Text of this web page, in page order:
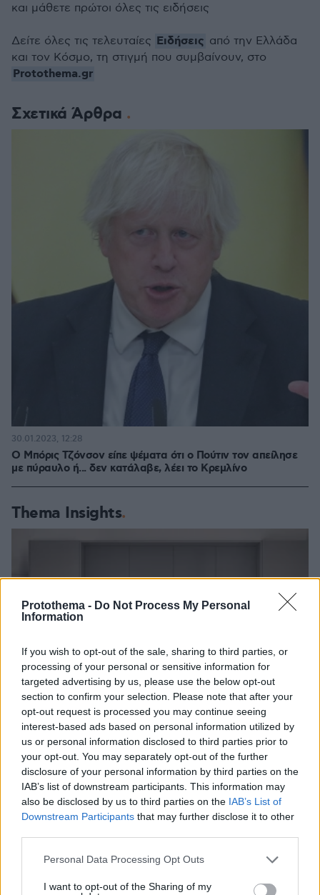
Protothema - Do Not Process My Personal
Information
If you wish to opt-out of the sale, sharing to third parties, or
processing of your personal or sensitive information for
targeted advertising by us, please use the below opt-out
section to confirm your selection. Please note that after your
opt-out request is processed you may continue seeing
interest-based ads based on personal information utilized by
us or personal information disclosed to third parties prior to
your opt-out. You may separately opt-out of the further
disclosure of your personal information by third parties on the
IAB’s list of downstream participants. This information may
also be disclosed by us to third parties on the IAB’s List of
Downstream Participants that may further disclose it to other
Please note that this website/app uses one or more Google
not limited to your visit or usage behaviour. You may click to
Personal Data Processing Opt Outs
I want to opt-out of the Sharing of my
Σχετικά Άρθρα
Ο Μπόρις Τζόνσον είπε ψέματα ότι ο Πούτιν τον απείλησε
με πύραυλο ή... δεν κατάλαβε, λέει το Κρεμλίνο
30.01.2023, 12:28
Thema Insights
Η Smart φοιτητική κατοικία στην καρδιά της Αθήνας
03.08.2026, 10:56
26.07.2026, 09:54
και μάθετε πρώτοι όλες τις ειδήσεις
Δείτε όλες τις τελευταίες Ειδήσεις από την Ελλάδα
και τον Κόσμο, τη στιγμή που συμβαίνουν, στο
Protothema.gr